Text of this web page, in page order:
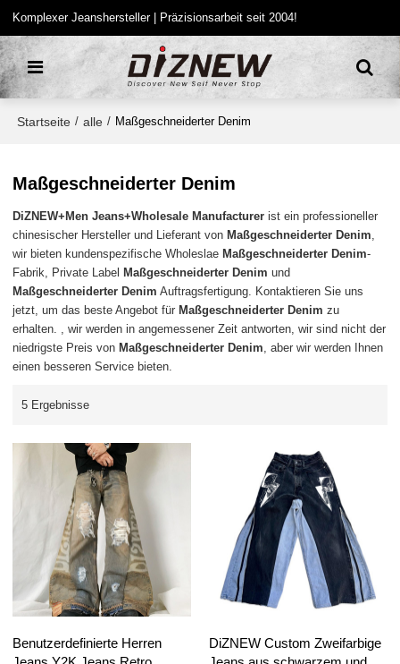
Komplexer Jeanshersteller | Präzisionsarbeit seit 2004!
Startseite / alle / Maßgeschneiderter Denim
Maßgeschneiderter Denim
DiZNEW+Men Jeans+Wholesale Manufacturer ist ein professioneller
chinesischer Hersteller und Lieferant von Maßgeschneiderter Denim,
wir bieten kundenspezifische Wholeslae Maßgeschneiderter Denim-
Fabrik, Private Label Maßgeschneiderter Denim und
Maßgeschneiderter Denim Auftragsfertigung. Kontaktieren Sie uns
jetzt, um das beste Angebot für Maßgeschneiderter Denim zu
erhalten. , wir werden in angemessener Zeit antworten, wir sind nicht der
niedrigste Preis von Maßgeschneiderter Denim, aber wir werden Ihnen
einen besseren Service bieten.
5 Ergebnisse
Benutzerdefinierte Herren
DiZNEW Custom Zweifarbige